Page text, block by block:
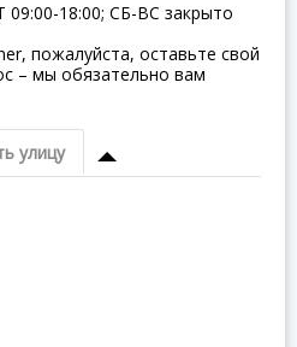
18:00; СБ-ВC закрыто
пожалуйста, оставьте свой
– мы обязательно вам
улицу